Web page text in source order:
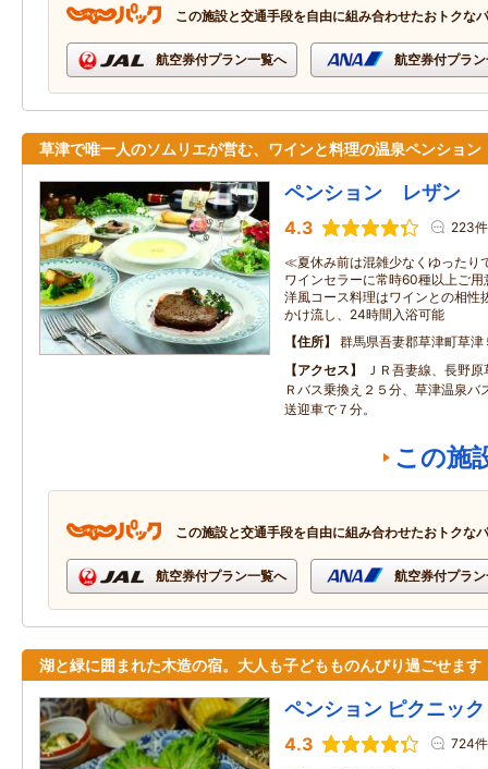
この施設と交通手段を自由に組み合わせたおトクな
航空券付プラン一覧へ 航空券付プラ
草津で唯一人のソムリエが営む、ワインと料理の温泉ペンション
ペンション レザン
4.3 223件
≪夏休み前は混雑少なくゆった
ワインセラーに常時60種以上ご
洋風コース料理はワインとの相
かけ流し、24時間入浴可能
住所
群馬県吾妻郡草津町草津
アクセス
ＪＲ吾妻線、長野
Ｒバス乗換え２５分、草津温泉バ
送迎車で７分。
この施
この施設と交通手段を自由に組み合わせたおトクな
航空券付プラン一覧へ 航空券付プラ
湖と緑に囲まれた木造の宿。大人も子どもものんびり過ごせます
ペンション ピクニック
4.3 724件